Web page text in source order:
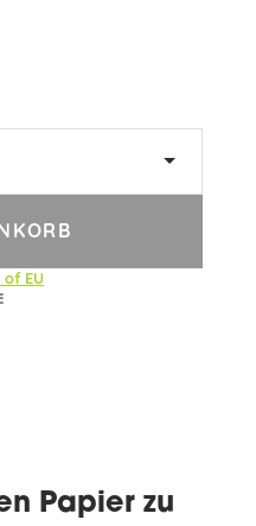
EU
Papier zu